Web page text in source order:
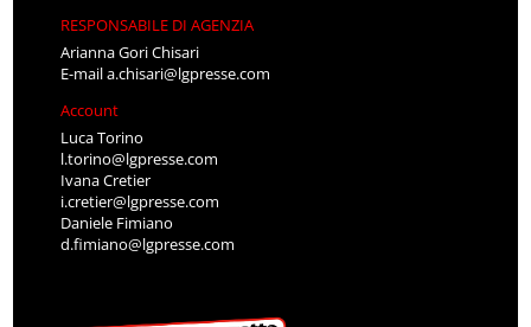
RESPONSABILE DI AGENZIA
Arianna Gori Chisari
E-maila.chisari@lgpresse.com
Account
Luca Torino
l.torino@lgpresse.com
Ivana Cretier
i.cretier@lgpresse.com
Daniele Fimiano
d.fimiano@lgpresse.com